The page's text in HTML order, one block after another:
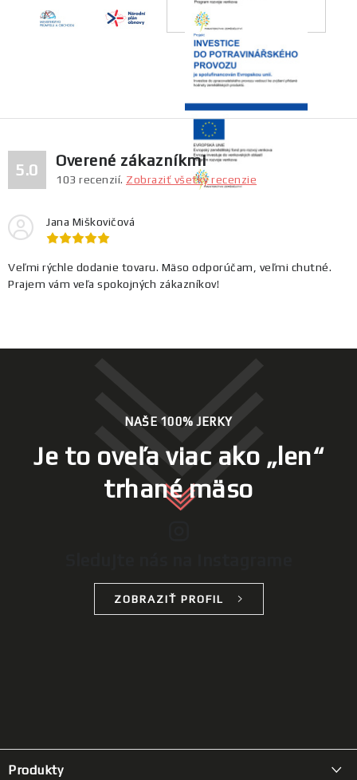
5.0
Overené zákazníkmi
103 recenzií. Zobraziť všetky recenzie
Jana Miškovičová
Veľmi rýchle dodanie tovaru. Mäso odporúčam, veľmi chutné.
Prajem vám veľa spokojných zákazníkov!
NAŠE 100% JERKY
Je to oveľa viac ako „len“
trhané mäso
ZOBRAZIŤ PROFIL
á
Produkty